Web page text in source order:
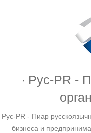
Рус-PR -
Рус-PR - Пиар
бизнеса и